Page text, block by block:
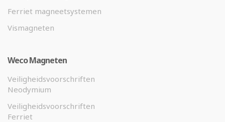
Ferriet magneetsystemen
Vismagneten
Weco Magneten
Veiligheidsvoorschriften
Neodymium
Veiligheidsvoorschriften
Ferriet